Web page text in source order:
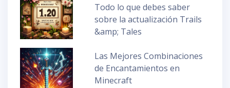
Todo lo que debes saber
sobre la actualización Trails
&amp; Tales
Las Mejores Combinaciones
de Encantamientos en
Minecraft